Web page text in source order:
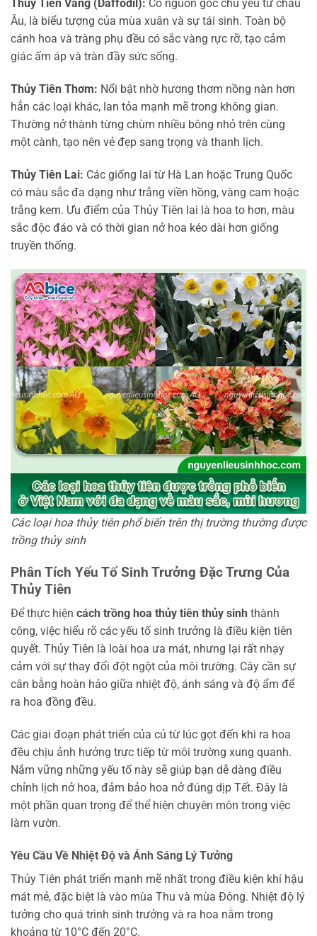
Thủy Tiên Vàng (Daffodil): Có nguồn gốc chủ yếu từ châu
Âu, là biểu tượng của mùa xuân và sự tái sinh. Toàn bộ
cánh hoa và tràng phụ đều có sắc vàng rực rỡ, tạo cảm
giác ấm áp và tràn đầy sức sống.
Thủy Tiên Thơm: Nổi bật nhờ hương thơm nồng nàn hơn
hẳn các loại khác, lan tỏa mạnh mẽ trong không gian.
Thường nở thành từng chùm nhiều bông nhỏ trên cùng
một cành, tạo nên vẻ đẹp sang trọng và thanh lịch.
Thủy Tiên Lai: Các giống lai từ Hà Lan hoặc Trung Quốc
có màu sắc đa dạng như trắng viền hồng, vàng cam hoặc
trắng kem. Ưu điểm của Thủy Tiên lai là hoa to hơn, màu
sắc độc đáo và có thời gian nở hoa kéo dài hơn giống
truyền thống.
Các loại hoa thủy tiên phổ biến trên thị trường thường được
trồng thủy sinh
Phân Tích Yếu Tố Sinh Trưởng Đặc Trưng Của
Thủy Tiên
Để thực hiện cách trồng hoa thủy tiên thủy sinh thành
công, việc hiểu rõ các yếu tố sinh trưởng là điều kiện tiên
quyết. Thủy Tiên là loài hoa ưa mát, nhưng lại rất nhạy
cảm với sự thay đổi đột ngột của môi trường. Cây cần sự
cân bằng hoàn hảo giữa nhiệt độ, ánh sáng và độ ẩm để
ra hoa đồng đều.
Các giai đoạn phát triển của củ từ lúc gọt đến khi ra hoa
đều chịu ảnh hưởng trực tiếp từ môi trường xung quanh.
Nắm vững những yếu tố này sẽ giúp bạn dễ dàng điều
chỉnh lịch nở hoa, đảm bảo hoa nở đúng dịp Tết. Đây là
một phần quan trọng để thể hiện chuyên môn trong việc
làm vườn.
Yêu Cầu Về Nhiệt Độ và Ánh Sáng Lý Tưởng
Thủy Tiên phát triển mạnh mẽ nhất trong điều kiện khí hậu
mát mẻ, đặc biệt là vào mùa Thu và mùa Đông. Nhiệt độ lý
tưởng cho quá trình sinh trưởng và ra hoa nằm trong
khoảng từ 10°C đến 20°C.